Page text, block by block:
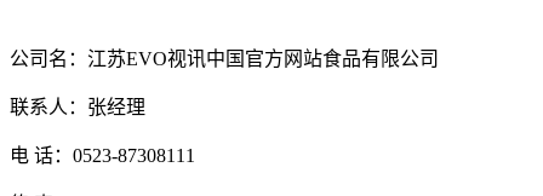
公司名：江苏EVO视讯中国官方网站食品有限公司
联系人：张经理
电 话：0523-87308111